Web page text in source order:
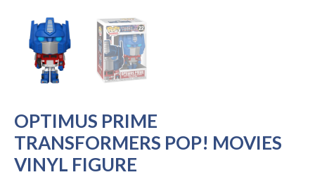
OPTIMUS PRIME
TRANSFORMERS POP! MOVIES
VINYL FIGURE